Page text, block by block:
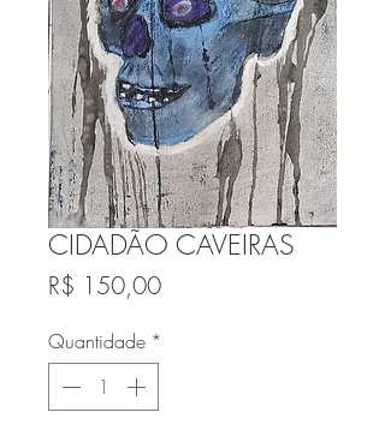
CIDADÃO CAVEIRAS
R$ 150,00Preço
Quantidade *